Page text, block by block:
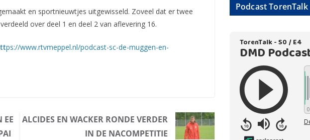
en sportnieuwtjes uitgewisseld. Zoveel dat er twee
over deel 1 en deel 2 van aflevering 16.
ps://www.rtvmeppel.nl/podcast-sc-de-muggen-en-
EE
ALCIDES EN WACKER RONDE VERDER
IN DE NACOMPETITIE
Podcast TorenTalk